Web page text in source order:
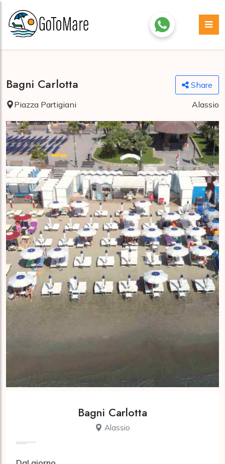
Bagni Carlotta
Share
Piazza Partigiani
Alassio
Bagni Carlotta
Alassio